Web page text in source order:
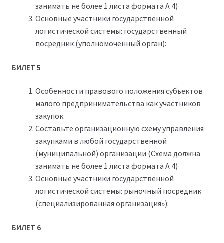
занимать не более 1 листа формата А 4)
Основные участники государственной
логистической системы: государственный
посредник (уполномоченный орган):
БИЛЕТ 5
Особенности правового положения субъектов
малого предпринимательства как участников
закупок.
Составьте организационную схему управления
закупками в любой государственной
(муниципальной) организации (Схема должна
занимать не более 1 листа формата А 4)
Основные участники государственной
логистической системы: рыночный посредник
(специализированная организация»):
БИЛЕТ 6